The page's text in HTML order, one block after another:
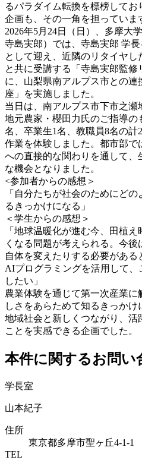
るパラダイム転換を標榜して
企画も、その一角を担っていま
2026年5月24日（日）、多摩大
寺島実郎）では、寺島実郎 学
として迎え、近隣のリタイヤ
と共に受講する「寺島実郎監
に、山梨県南アルプス市との連
座」を実施しました。
当日は、南アルプス市下市之瀬
地元農家・櫻田力氏のご指導の
名、卒業生1名、教職員8名の計
作業を体験しました。都市部
への直接的な関わりを通して
な機会となりました。
<参加者からの感想＞
「自分たちが社会のためにど
るきっかけになる」
＜学生からの感想＞
「地球温暖化が進む今、田植
くなる問題が考えられる。今
自体を変えたりする必要があ
AIプログラミングを活用して
したい」
農業体験を通じて第一次産業
しさをあらためて知るきっか
地域社会と新しくつながり、活
ことを実感できる企画でした。
本件に関するお問い
学長室
山本紀子
住所
東京都多摩市聖ヶ丘4-1-1
TEL